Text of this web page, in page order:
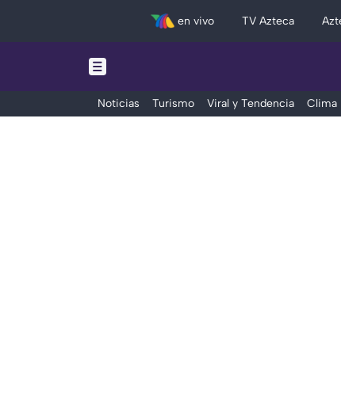
en vivo TV Azteca
Noticias Turismo Viral y Tendencia Clima